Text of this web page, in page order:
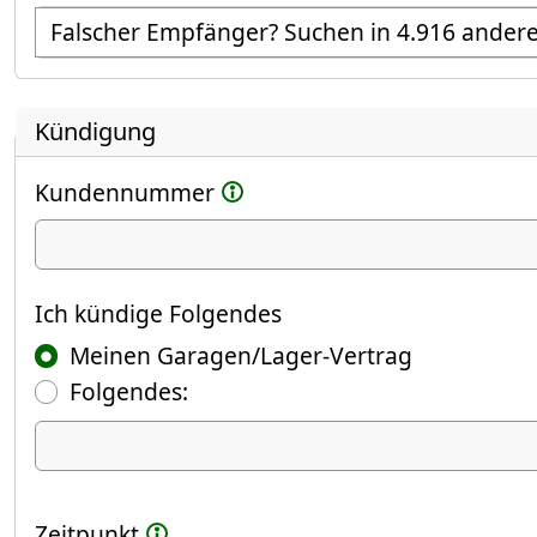
Empfänger suchen
Kündigung
Kundennummer
Ich kündige
Ich kündige Folgendes
Meinen Garagen/Lager-Vertrag
Folgendes:
Ich kündige Folgendes